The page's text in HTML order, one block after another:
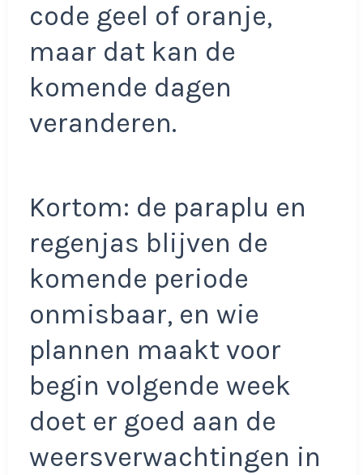
code geel of oranje,
maar dat kan de
komende dagen
veranderen.
Kortom: de paraplu en
regenjas blijven de
komende periode
onmisbaar, en wie
plannen maakt voor
begin volgende week
doet er goed aan de
weersverwachtingen in